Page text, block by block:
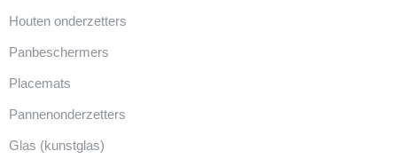
Houten onderzetters
Panbeschermers
Placemats
Pannenonderzetters
Glas (kunstglas)